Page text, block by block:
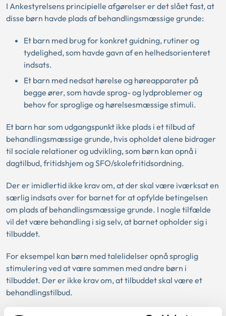
I Ankestyrelsens principielle afgørelser er det slået fast, at
disse børn havde plads af behandlingsmæssige grunde:
Et barn med brug for konkret guidning, rutiner og
tydelighed, som havde gavn af en helhedsorienteret
indsats.
Et barn med nedsat hørelse og høreapparater på
begge ører, som havde sprog- og lydproblemer og
behov for sproglige og hørelsesmæssige stimuli.
Et barn har som udgangspunkt ikke plads i et tilbud af
behandlingsmæssige grunde, hvis opholdet alene bidrager
til sociale relationer og udvikling, som børn kan opnå i
dagtilbud, fritidshjem og SFO/skolefritidsordning.
Der er imidlertid ikke krav om, at der skal være iværksat en
særlig indsats over for barnet for at opfylde betingelsen
om plads af behandlingsmæssige grunde. I nogle tilfælde
vil det være behandling i sig selv, at barnet opholder sig i
tilbuddet.
For eksempel kan børn med talelidelser opnå sproglig
stimulering ved at være sammen med andre børn i
tilbuddet. Der er ikke krav om, at tilbuddet skal være et
behandlingstilbud.